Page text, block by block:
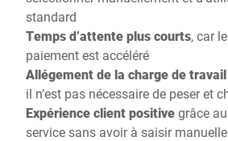
standard
Temps d’attente plus courts, car
paiement est accéléré
Allégement de la charge de
il n’est pas nécessaire de peser et
Expérience client positivegrâce
service sans avoir à saisir